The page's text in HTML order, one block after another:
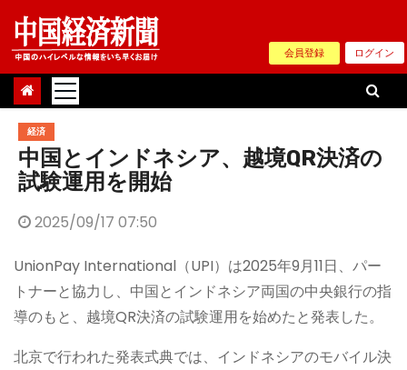
Skip
content
会員登録 ログイン
経済
中国とインドネシア、越境QR決済の
試験運用を開始
2025/09/17 07:50
UnionPay International（UPI）は2025年9月11日、パー
トナーと協力し、中国とインドネシア両国の中央銀行の指
導のもと、越境QR決済の試験運用を始めたと発表した。
北京で行われた発表式典では、インドネシアのモバイル決